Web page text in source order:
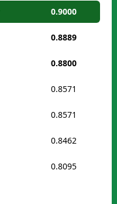
0.9000
0.8889
0.8800
0.8571
0.8571
0.8462
0.8095